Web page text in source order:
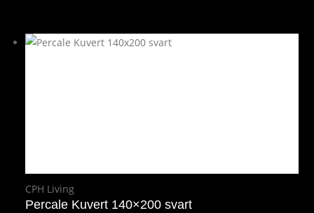
CPH Living
Percale Kuvert 140×200 svart